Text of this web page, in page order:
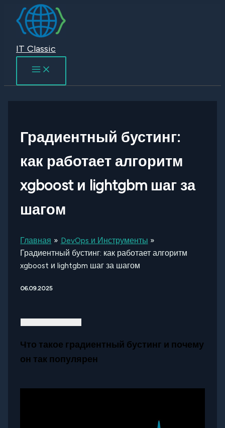
Перейти
содержимому
IT Classic
Градиентный бустинг:
как работает алгоритм
xgboost и lightgbm шаг за
шагом
Главная
DevOps и Инструменты
Градиентный бустинг: как работает алгоритм
xgboost и lightgbm шаг за шагом
06.09.2025
Что такое градиентный бустинг и почему
он так популярен